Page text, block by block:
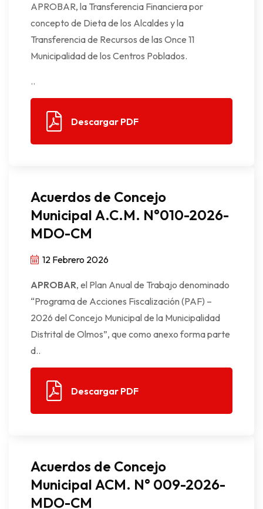
APROBAR, la Transferencia Financiera por
concepto de Dieta de los Alcaldes y la
Transferencia de Recursos de las Once 11
Municipalidad de los Centros Poblados.
..
Descargar PDF
Acuerdos de Concejo
Municipal A.C.M. N°010-2026-
MDO-CM
12 Febrero 2026
APROBAR, el Plan Anual de Trabajo denominado
“Programa de Acciones Fiscalización (PAF) –
2026 del Concejo Municipal de la Municipalidad
Distrital de Olmos”, que como anexo forma parte
d..
Descargar PDF
Acuerdos de Concejo
Municipal ACM. N° 009-2026-
MDO-CM